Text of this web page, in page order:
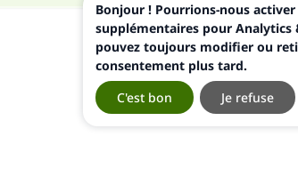
Bonjour ! Pourrions-nous activer
supplémentaires pour Analytics
pouvez toujours modifier ou
consentement plus tard.
Je refuse
C'est bon